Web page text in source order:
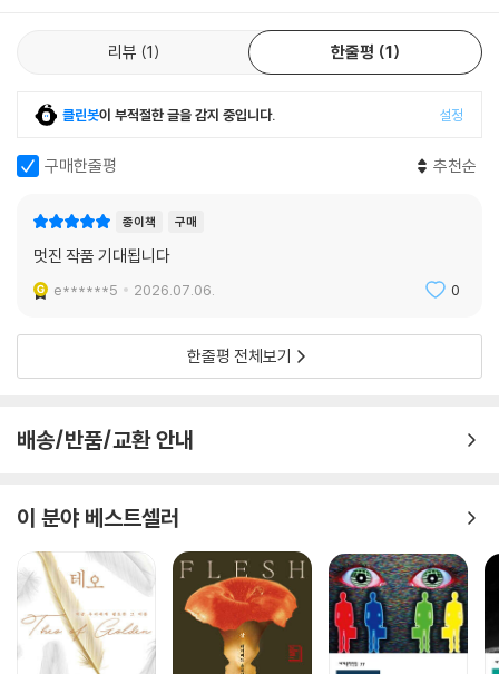
동문 앨릭의 동생인 화려하고 아름다운 로절린드는 여러 모로 「위대한?개
츠비」의 데이지,?「밤은?부드러워라」의 니콜, 더 나아가 피츠제럴드의 아
변해 매일 커져갔고, 둘은 결혼 이야기를 꺼내기 시작한다. 에이머리한테
는 “이전 연애는 가볍게 웃어넘길 수 있고 거의 후회도 되지 않는 어린애
장난처럼 보였다”라고 여겨질 정도다. 이렇듯 둘의 사랑이 깊었지만, 돌아
시에 취직해 변변치 않은 급여를 받는 에이머리는 현실의 벽에 부딪힌다.
부유한 집안 출신이라 혼자서 머리 손질도 못하는 로절린드는 가난한 에이
머리와 결혼할 수 없다는 결론을 내린다. “나무와 꽃에서 떨어져 작은 원룸
이 좋아요?그리고 책임감은 두려워요”라며 에이머리에게 이별을 고한다.
송하던 엘리너를 에이머리가 발견하는 장면은 꽤나 드라마틱하다. 둘은 처
알았다. 로절린드가 아닌 사람은 기껏해야 “대체물”에 불과하기 때문이다.
페미니스트의 원형이라고 느껴질 만큼 세련되고 현대적인 인물인 엘리너
는 다음과 같은 의미심장한 말을 남긴다.
“왜 나는 여자애인 거죠? 왜 나는 멍청하지 않은 거죠……? 당신을 좀 봐
요. 당신은 나보다 더 멍청하죠, (…) 그런데도 당신은 여기저기 뛰어다니
리뷰 1 한줄평 1
클린봇이 부적절한 글을 감지 중입니다. 설정
구매한줄평 추천순
종이책 구매
멋진 작품 기대됩니다
e******5 2026.07.06. 0
한줄평 전체보기
배송/반품/교환 안내
이 분야 베스트셀러